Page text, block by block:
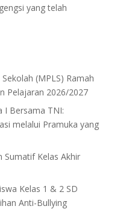
yang telah
(MPLS) Ramah
Pelajaran 2026/2027
I Bersama TNI:
melalui Pramuka yang
Sumatif Kelas Akhir
Kelas 1 & 2 SD
Anti-Bullying